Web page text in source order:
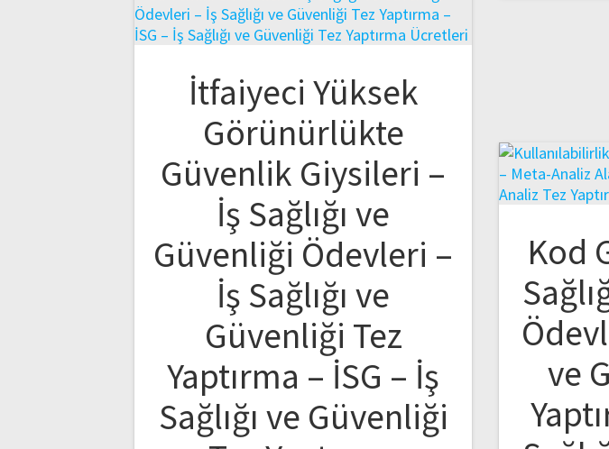
İtfaiyeci Yüksek
Görünürlükte
Güvenlik Giysileri –
İş Sağlığı ve
Güvenliği Ödevleri –
İş Sağlığı ve
Güvenliği Tez
Yaptırma – İSG – İş
Sağlığı ve Güvenliği
Kod
ve